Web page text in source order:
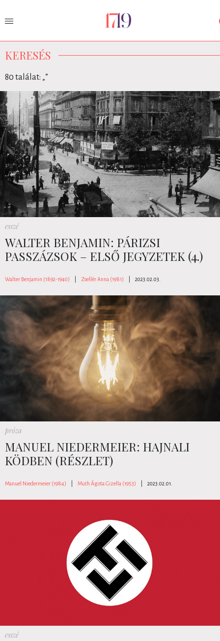
KERESÉS
80 találat: „”
esszé
WALTER BENJAMIN: PÁRIZSI
PASSZÁZSOK – ELSŐ JEGYZETEK (4.)
Walter Benjamin (1892-1940) Zsellér Anna (1981) 2023.02.03.
próza
MANUEL NIEDERMEIER: HAJNALI
KÖDBEN (RÉSZLET)
Manuel Niedermeier (1984) Muth Ágota Gizella (1953) 2023.02.01.
esszé